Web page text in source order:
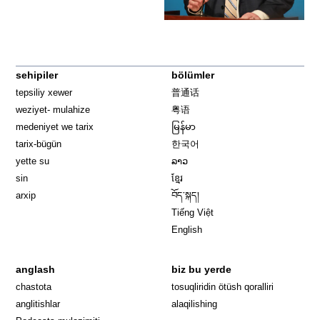
sehipiler
tepsiliy xewer
weziyet- mulahize
medeniyet we tarix
tarix-bügün
yette su
sin
arxip
bölümler
普通话
粤语
မြန်မာ
한국어
ລາວ
ខ្មែរ
བོད་སྐད།
Tiếng Việt
English
anglash
chastota
anglitishlar
biz bu yerde
tosuqliridin ötüsh qoralliri
alaqilishing